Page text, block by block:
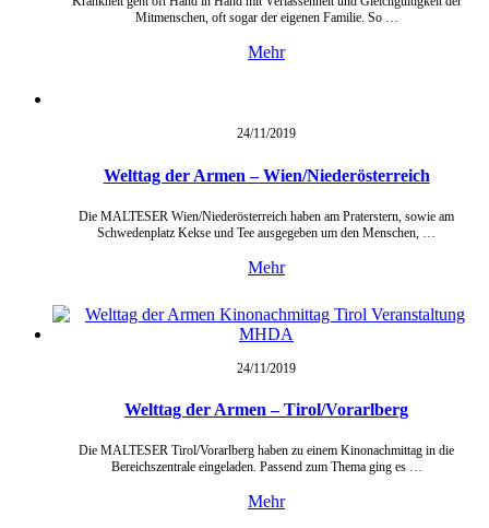
Mitmenschen, oft sogar der eigenen Familie. So …
Mehr
24/11/2019
Welttag der Armen – Wien/Niederösterreich
Die MALTESER Wien/Niederösterreich haben am Praterstern, sowie am
Schwedenplatz Kekse und Tee ausgegeben um den Menschen, …
Mehr
24/11/2019
Welttag der Armen – Tirol/Vorarlberg
Die MALTESER Tirol/Vorarlberg haben zu einem Kinonachmittag in die
Bereichszentrale eingeladen. Passend zum Thema ging es …
Mehr